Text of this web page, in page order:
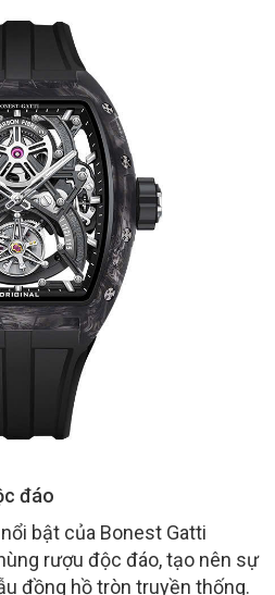
đáo
bật của Bonest Gatti
rượu độc đáo, tạo nên sự
đồng hồ tròn truyền thống.